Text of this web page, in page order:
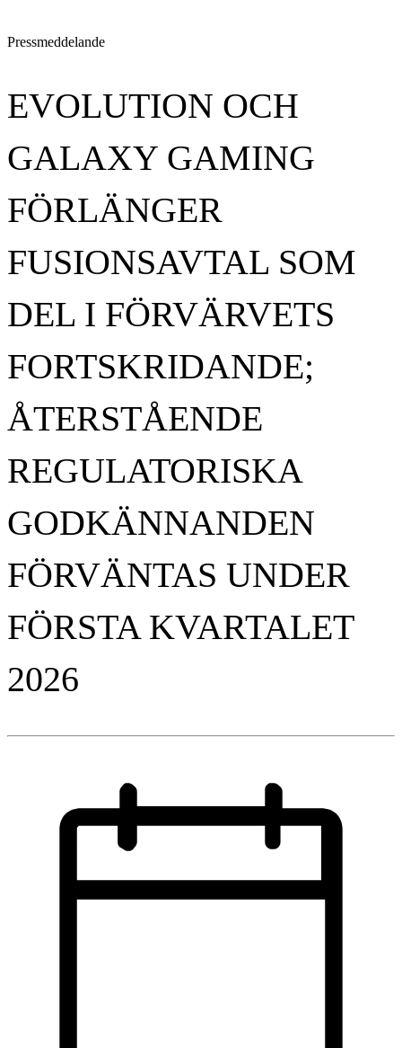
Pressmeddelande
EVOLUTION OCH
GALAXY GAMING
FÖRLÄNGER
FUSIONSAVTAL SOM
DEL I FÖRVÄRVETS
FORTSKRIDANDE;
ÅTERSTÅENDE
REGULATORISKA
GODKÄNNANDEN
FÖRVÄNTAS UNDER
FÖRSTA KVARTALET
2026